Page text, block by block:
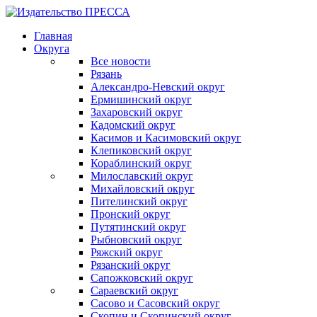
Главная
Округа
Все новости
Рязань
Александро-Невский округ
Ермишинский округ
Захаровский округ
Кадомский округ
Касимов и Касимовский округ
Клепиковский округ
Кораблинский округ
Милославский округ
Михайловский округ
Пителинский округ
Пронский округ
Путятинский округ
Рыбновский округ
Ряжский округ
Рязанский округ
Сапожковский округ
Сараевский округ
Сасово и Сасовский округ